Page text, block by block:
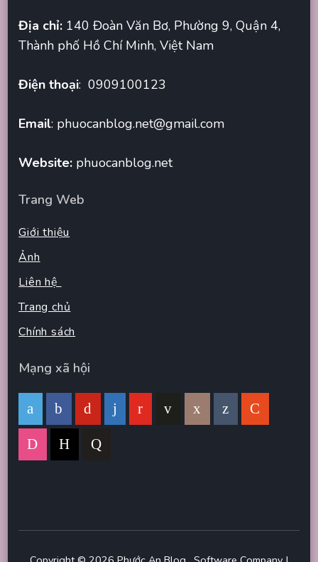
Địa chỉ: 140 Đoàn Văn Bơ, Phường 9, Quận 4,
Thành phố Hồ Chí Minh, Việt Nam
Điện thoại: 0909100123
Email: phuocanblog.net@gmail.com
Website: phuocanblog.net
Trang Web
Giới thiệu
Ảnh
Liên hệ
Trang chủ
Chính sách
Mạng xã hội